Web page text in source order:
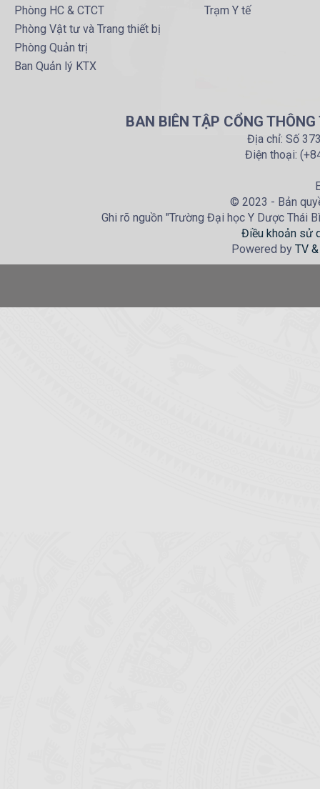
Phòng HC & CTCT
Phòng Vật tư và Trang thiết bị
Phòng Quản trị
Ban Quản lý KTX
Trạm Y tế
BAN BIÊN TẬP CỔNG
Địa chỉ: Số
Điện thoại:
© 2023 - Bản
Ghi rõ nguồn "Trường Đại học Y Dược Thái
Điều khoản sử
Powered by TV